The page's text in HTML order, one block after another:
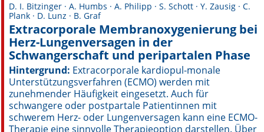
Autoren-Service
Bestell-Service
Stellenmarkt
Kongresskalender
D. I. Bitzinger · A. Humbs · A. Philipp · S. Schott · Y. Zausig · C.
Plank · D. Lunz · B. Graf
Extracorporale Membran­oxygenierung bei
Herz-Lungenversagen in der
Schwangerschaft und peripartalen Phase
Hintergrund: Extracorporale kardiopul-monale
Unterstützungsverfahren (ECMO) werden mit
zunehmender Häufigkeit eingesetzt. Auch für
schwangere oder postpartale Patientinnen mit
schwerem Herz- oder Lungenversagen kann eine ECMO-
Therapie eine sinnvolle Therapieoption darstellen. Über